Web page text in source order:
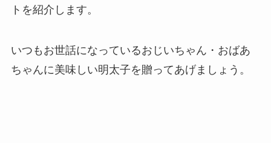
トを紹介します。
いつもお世話になっているおじいちゃん・おばあ
ちゃんに美味しい明太子を贈ってあげましょう。